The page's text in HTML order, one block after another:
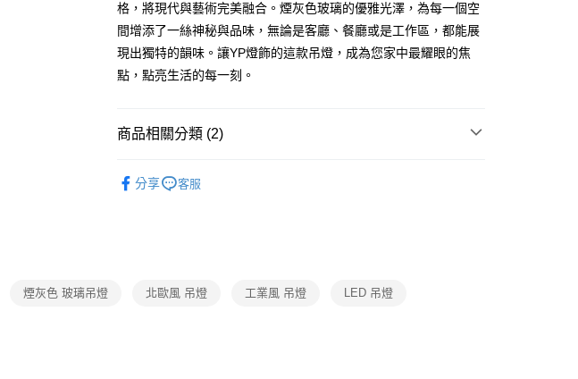
AFTEE先享後付
相關說明
【關於「AFTEE先享後付」】
AFTEE先享後付是「在收到商品之後才付款」的支付方式。 讓您購物簡單
２．便利：只要手機號碼，簡訊認證，即可結帳。
【「AFTEE先享後付」結帳流程】
絡購買商品的店家。未經商家同意取消之訂單仍視為有效，需透過AFTEE
ATM付款
運送方式
新竹貨運宅配
格，將現代與藝術完美融合。煙灰色玻璃的優雅光澤，為每一個空
間增添了一絲神秘與品味，無論是客廳、餐廳或是工作區，都能展
現出獨特的韻味。讓YP燈飾的這款吊燈，成為您家中最耀眼的焦
點，點亮生活的每一刻。
商品相關分類 (2)
分享 客服
煙灰色 玻璃吊燈 北歐風 吊燈 工業風 吊燈 LED 吊燈